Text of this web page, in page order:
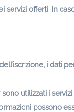
servizi offerti. In
i dati
utilizzati i